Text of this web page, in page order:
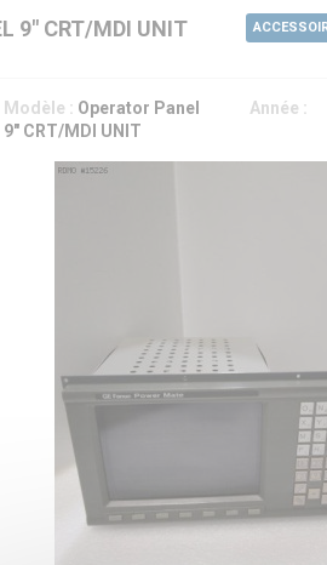
9" CRT/MDI UNIT
Modèle : Operator Panel
9" CRT/MDI UNIT
Année :